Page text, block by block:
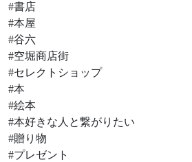
#書店
#本屋
#谷六
#空堀商店街
#セレクトショップ
#本
#絵本
#本好きな人と繋がりたい
#贈り物
#プレゼント